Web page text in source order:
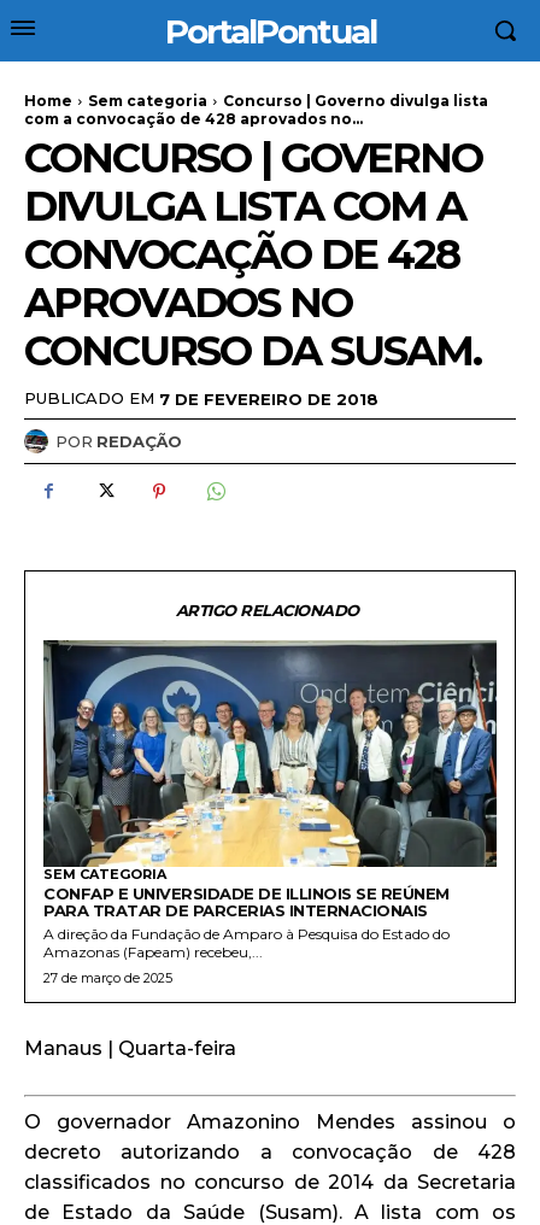
PortalPontual
Home Sem categoria
Concurso | Governo divulga lista
com a convocação de 428 aprovados no...
CONCURSO | GOVERNO
DIVULGA LISTA COM A
CONVOCAÇÃO DE 428
APROVADOS NO
CONCURSO DA SUSAM.
PUBLICADO EM 7 DE FEVEREIRO DE 2018
POR REDAÇÃO
ARTIGO RELACIONADO
SEM CATEGORIA
CONFAP E UNIVERSIDADE DE ILLINOIS SE REÚNEM
PARA TRATAR DE PARCERIAS INTERNACIONAIS
A direção da Fundação de Amparo à Pesquisa do Estado do
Amazonas (Fapeam) recebeu,...
27 de março de 2025
Manaus | Quarta-feira
O governador Amazonino Mendes assinou o
decreto autorizando a convocação de 428
classificados no concurso de 2014 da Secretaria
de Estado da Saúde (Susam). A lista com os